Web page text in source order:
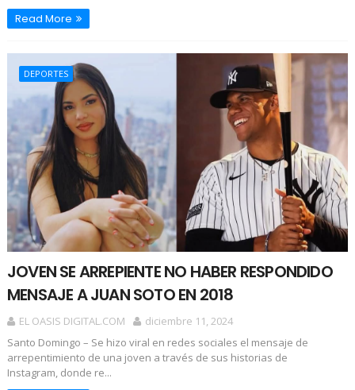
Read More
DEPORTES
JOVEN SE ARREPIENTE NO HABER RESPONDIDO
MENSAJE A JUAN SOTO EN 2018
EL OASIS DIGITAL.COM
diciembre 11, 2024
Santo Domingo – Se hizo viral en redes sociales el mensaje de
arrepentimiento de una joven a través de sus historias de
Instagram, donde re...